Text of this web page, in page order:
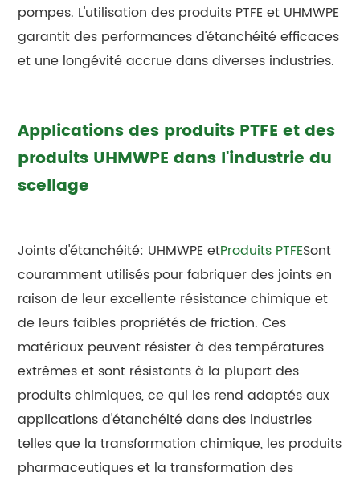
pompes. L'utilisation des produits PTFE et UHMWPE
garantit des performances d'étanchéité efficaces
et une longévité accrue dans diverses industries.
Applications des produits PTFE et des
produits UHMWPE dans l'industrie du
scellage
Joints d'étanchéité: UHMWPE etProduits PTFESont
couramment utilisés pour fabriquer des joints en
raison de leur excellente résistance chimique et
de leurs faibles propriétés de friction. Ces
matériaux peuvent résister à des températures
extrêmes et sont résistants à la plupart des
produits chimiques, ce qui les rend adaptés aux
applications d'étanchéité dans des industries
telles que la transformation chimique, les produits
pharmaceutiques et la transformation des